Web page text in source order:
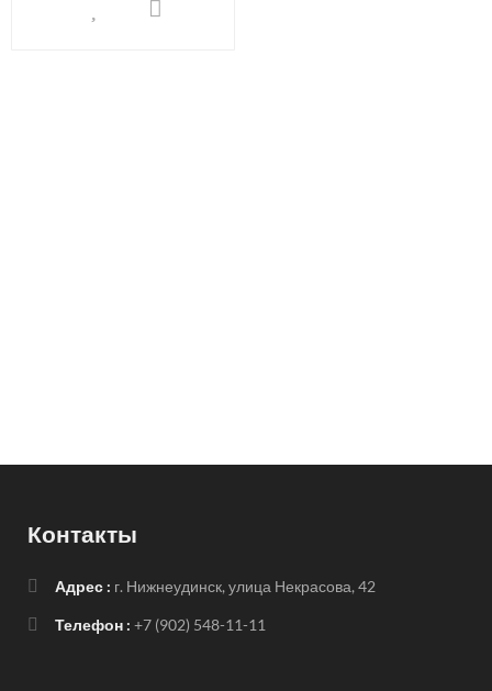
Контакты
Адрес : г. Нижнеудинск, улица Некрасова, 42
Телефон : +7 (902) 548-11-11